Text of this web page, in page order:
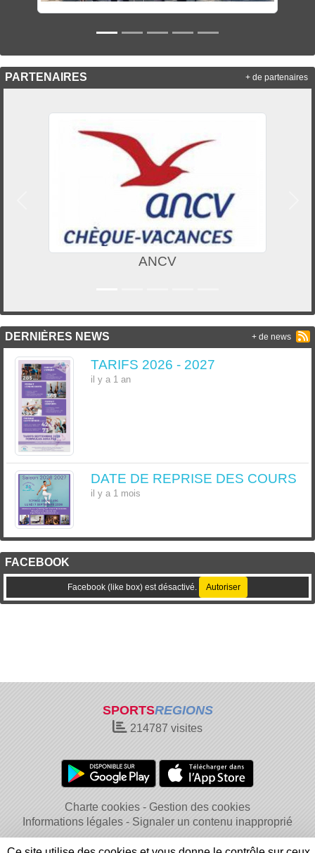
PARTENAIRES
ANCV
+ de partenaires
DERNIÈRES NEWS
TARIFS 2026 - 2027
il y a 1 an
DATE DE REPRISE DES COURS
il y a 1 mois
+ de news
FACEBOOK
Facebook (like box) est désactivé. Autoriser
SPORTSREGIONS
214787 visites
Charte cookies
Gestion des cookies
Informations légales
Signaler un contenu inapproprié